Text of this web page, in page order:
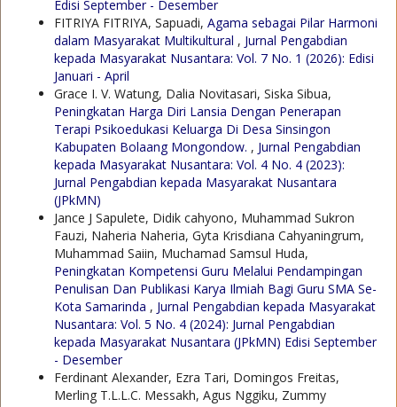
Edisi September - Desember
FITRIYA FITRIYA, Sapuadi, Agama sebagai Pilar Harmoni
dalam Masyarakat Multikultural , Jurnal Pengabdian
kepada Masyarakat Nusantara: Vol. 7 No. 1 (2026): Edisi
Januari - April
Grace I. V. Watung, Dalia Novitasari, Siska Sibua,
Peningkatan Harga Diri Lansia Dengan Penerapan
Terapi Psikoedukasi Keluarga Di Desa Sinsingon
Kabupaten Bolaang Mongondow. , Jurnal Pengabdian
kepada Masyarakat Nusantara: Vol. 4 No. 4 (2023):
Jurnal Pengabdian kepada Masyarakat Nusantara
(JPkMN)
Jance J Sapulete, Didik cahyono, Muhammad Sukron
Fauzi, Naheria Naheria, Gyta Krisdiana Cahyaningrum,
Muhammad Saiin, Muchamad Samsul Huda,
Peningkatan Kompetensi Guru Melalui Pendampingan
Penulisan Dan Publikasi Karya Ilmiah Bagi Guru SMA Se-
Kota Samarinda , Jurnal Pengabdian kepada Masyarakat
Nusantara: Vol. 5 No. 4 (2024): Jurnal Pengabdian
kepada Masyarakat Nusantara (JPkMN) Edisi September
- Desember
Ferdinant Alexander, Ezra Tari, Domingos Freitas,
Merling T.L.L.C. Messakh, Agus Nggiku, Zummy